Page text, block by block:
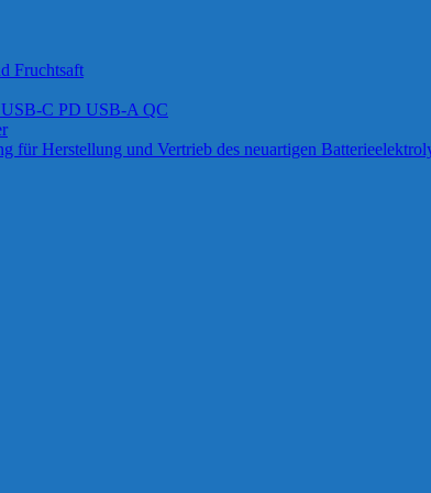
Fruchtsaft
C PD USB-A QC
für Herstellung und Vertrieb des neuartigen